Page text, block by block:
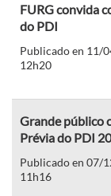
FURG convida
do PDI
Publicado en 11/
12h20
Grande público
Prévia do PDI
Publicado en 07/
11h16